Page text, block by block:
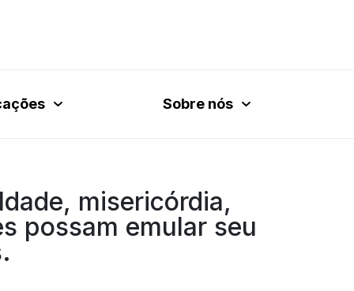
Sobre nós
misericórdia,
possam emular seu